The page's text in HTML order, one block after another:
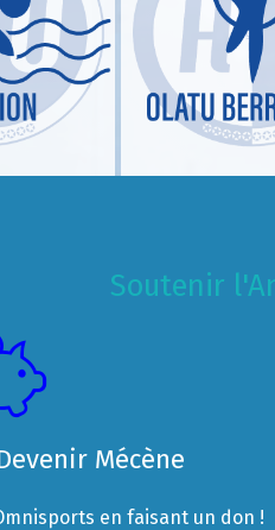
Soutenir
Mécène
en faisant un don !